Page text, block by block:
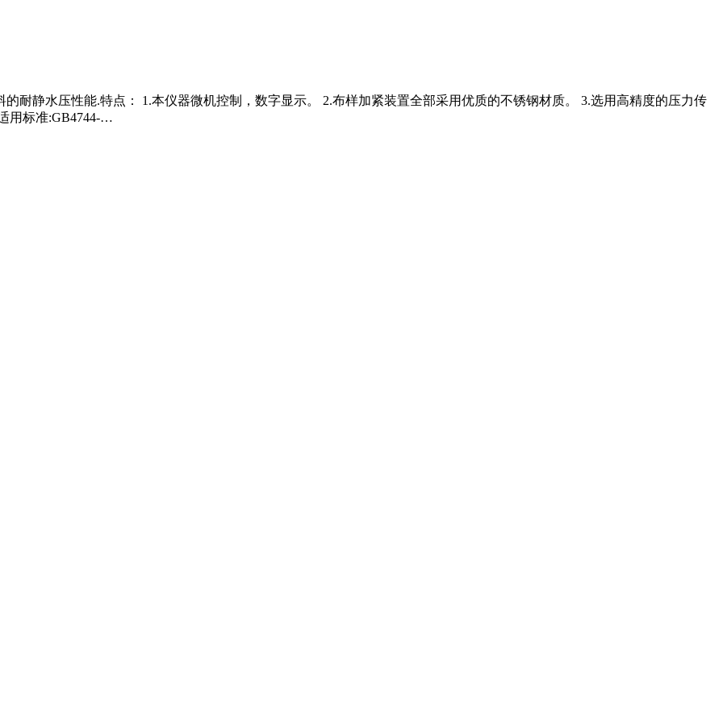
耐静水压性能.特点： 1.本仪器微机控制，数字显示。 2.布样加紧装置全部采用优质的不锈钢材质。 3.选用高精度的压力传
用标准:GB4744-…